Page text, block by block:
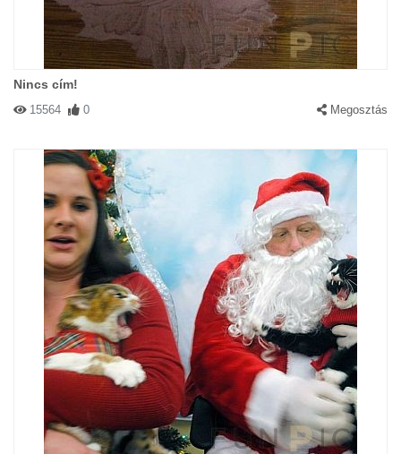
Nincs cím!
15564 0 Megosztás